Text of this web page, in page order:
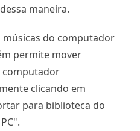
maneira.
do computador
permite mover
computador
clicando em
para biblioteca do